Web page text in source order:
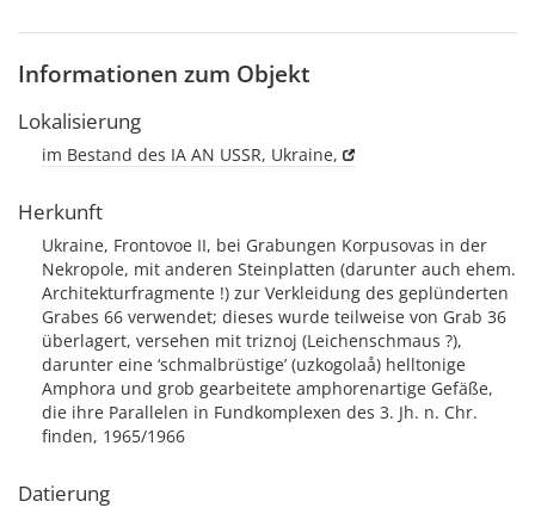
Informationen zum Objekt
Lokalisierung
im Bestand des IA AN USSR, Ukraine,
Herkunft
Ukraine, Frontovoe II, bei Grabungen Korpusovas in der
Nekropole, mit anderen Steinplatten (darunter auch ehem.
Architekturfragmente !) zur Verkleidung des geplünderten
Grabes 66 verwendet; dieses wurde teilweise von Grab 36
überlagert, versehen mit triznoj (Leichenschmaus ?),
darunter eine ‘schmalbrüstige’ (uzkogolaå) helltonige
Amphora und grob gearbeitete amphorenartige Gefäße,
die ihre Parallelen in Fundkomplexen des 3. Jh. n. Chr.
finden, 1965/1966
Datierung